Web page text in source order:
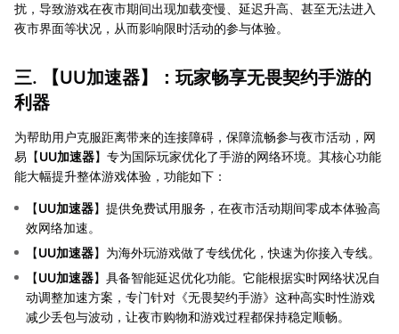
扰，导致游戏在夜市期间出现加载变慢、延迟升高、甚至无法进入
夜市界面等状况，从而影响限时活动的参与体验。
三. 【UU加速器】：玩家畅享无畏契约手游的
利器
为帮助用户克服距离带来的连接障碍，保障流畅参与夜市活动，网
易【UU加速器】专为国际玩家优化了手游的网络环境。其核心功能
能大幅提升整体游戏体验，功能如下：
【UU加速器】提供免费试用服务，在夜市活动期间零成本体验高
效网络加速。
【UU加速器】为海外玩游戏做了专线优化，快速为你接入专线。
【UU加速器】具备智能延迟优化功能。它能根据实时网络状况自
动调整加速方案，专门针对《无畏契约手游》这种高实时性游戏
减少丢包与波动，让夜市购物和游戏过程都保持稳定顺畅。